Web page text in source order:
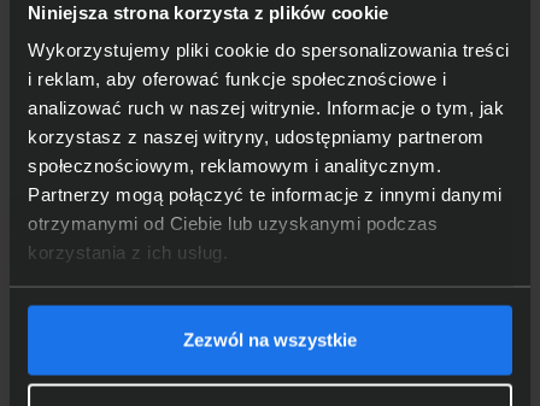
Niniejsza strona korzysta z plików cookie
Wykorzystujemy pliki cookie do spersonalizowania treści
i reklam, aby oferować funkcje społecznościowe i
analizować ruch w naszej witrynie. Informacje o tym, jak
korzystasz z naszej witryny, udostępniamy partnerom
społecznościowym, reklamowym i analitycznym.
Partnerzy mogą połączyć te informacje z innymi danymi
otrzymanymi od Ciebie lub uzyskanymi podczas
korzystania z ich usług.
Zezwól na wszystkie